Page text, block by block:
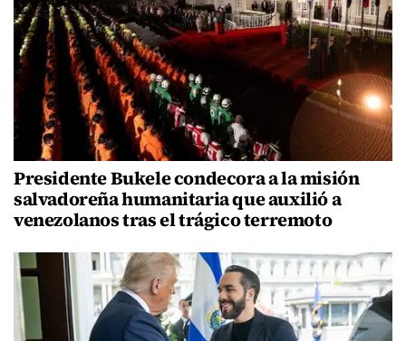
Presidente Bukele condecora a la misión
salvadoreña humanitaria que auxilió a
venezolanos tras el trágico terremoto